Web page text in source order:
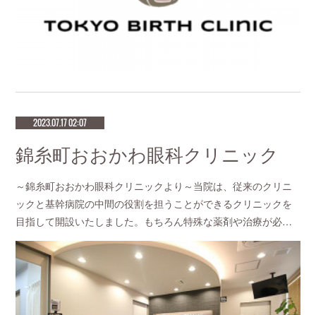
2023.07.17 02:07
錦糸町おおかわ眼科クリニック
～錦糸町おおかわ眼科クリニックより～当院は、従来のクリニ
ックと基幹病院の中間の役割を担うことができるクリニックを
目指して開設いたしました。もちろん特殊な薬剤や治療が必…